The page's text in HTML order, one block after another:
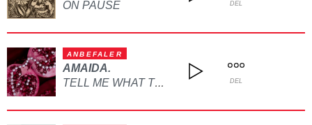
ON PAUSE
DEL
ANBEFALER
AMAIDA.
TELL ME WHAT TO DO DEL